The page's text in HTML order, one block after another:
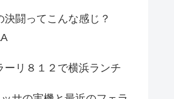
決闘ってこんな感じ？
ーリ８１２で横浜ランチ